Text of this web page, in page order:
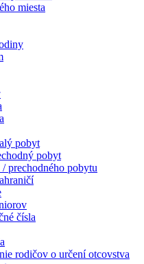
miesta
pobyt
pobyt
prechodného pobytu
čísla
rodičov o určení otcovstva